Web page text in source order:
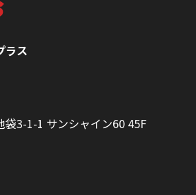
ラス
袋3-1-1 サンシャイン60 45F